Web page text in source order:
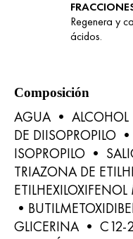
Regenera y
ácidos.
Composición
AGUA • ALCOHOL
DE DIISOPROPILO
ISOPROPILO •
TRIAZONA DE
GLICERINA • C12-